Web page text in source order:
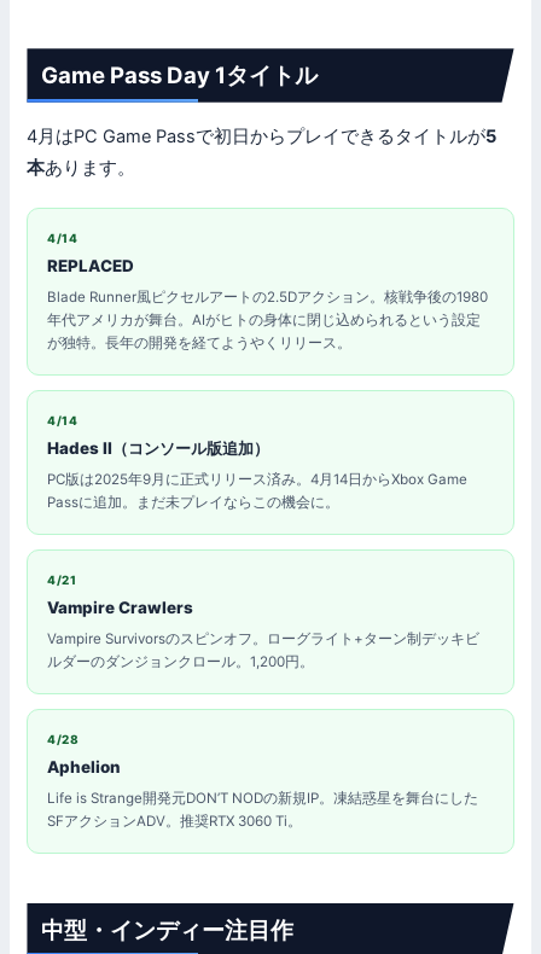
Game Pass Day 1タイトル
4月はPC Game Passで初日からプレイできるタイトルが5
本あります。
4/14
REPLACED
Blade Runner風ピクセルアートの2.5Dアクション。核戦争後の1980
年代アメリカが舞台。AIがヒトの身体に閉じ込められるという設定
が独特。長年の開発を経てようやくリリース。
4/14
Hades II（コンソール版追加）
PC版は2025年9月に正式リリース済み。4月14日からXbox Game
Passに追加。まだ未プレイならこの機会に。
4/21
Vampire Crawlers
Vampire Survivorsのスピンオフ。ローグライト+ターン制デッキビ
ルダーのダンジョンクロール。1,200円。
4/28
Aphelion
Life is Strange開発元DON’T NODの新規IP。凍結惑星を舞台にした
SFアクションADV。推奨RTX 3060 Ti。
中型・インディー注目作